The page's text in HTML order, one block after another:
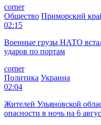
corner
Общество Приморский
02:15
Военные грузы НАТО
ударов по портам
corner
Политика Украина
02:04
Жителей Ульяновской
опасности в ночь на 6